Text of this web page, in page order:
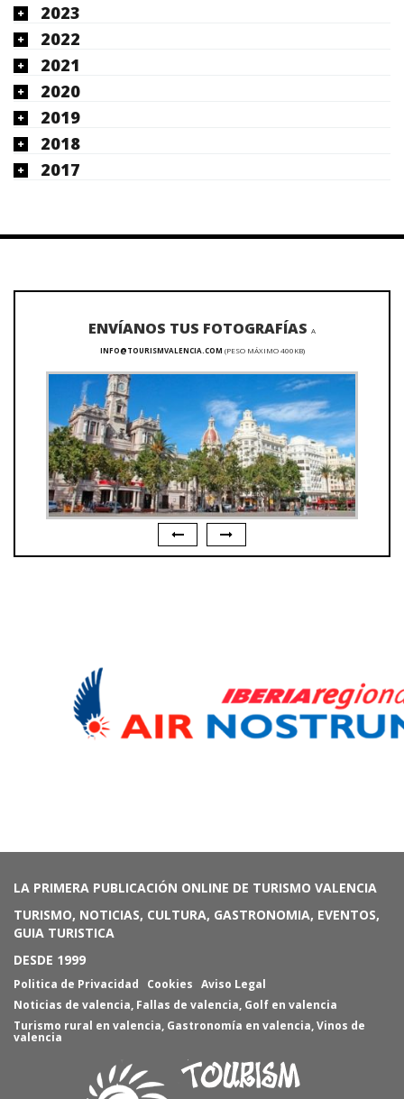
2023
2022
2021
2020
2019
2018
2017
ENVÍANOS TUS FOTOGRAFÍAS A
INFO@TOURISMVALENCIA.COM (PESO MÁXIMO 400KB)
LA PRIMERA PUBLICACIÓN ONLINE DE TURISMO VALENCIA
TURISMO, NOTICIAS, CULTURA, GASTRONOMIA, EVENTOS,
GUIA TURISTICA
DESDE 1999
Politica de Privacidad Cookies Aviso Legal
Noticias de valencia, Fallas de valencia, Golf en valencia
Turismo rural en valencia, Gastronomía en valencia,Vinos de
valencia